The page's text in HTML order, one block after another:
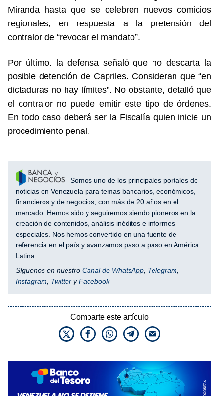
Miranda hasta que se celebren nuevos comicios
regionales, en respuesta a la pretensión del
contralor de “revocar el mandato”.
Por último, la defensa señaló que no descarta la
posible detención de Capriles. Consideran que “en
dictaduras no hay límites”. No obstante, detalló que
el contralor no puede emitir este tipo de órdenes.
En todo caso deberá ser la Fiscalía quien inicie un
procedimiento penal.
Somos uno de los principales portales de
noticias en Venezuela para temas bancarios, económicos,
financieros y de negocios, con más de 20 años en el
mercado. Hemos sido y seguiremos siendo pioneros en la
creación de contenidos, análisis inéditos e informes
especiales. Nos hemos convertido en una fuente de
referencia en el país y avanzamos paso a paso en América
Latina.
Síguenos en nuestro Canal de WhatsApp Telegram
Instagram
Twitter yFacebook
Comparte este artículo